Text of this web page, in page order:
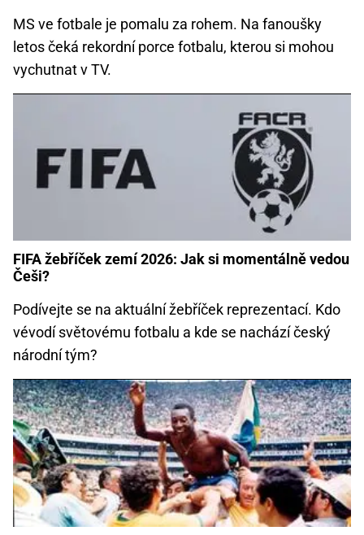
MS ve fotbale je pomalu za rohem. Na fanoušky
letos čeká rekordní porce fotbalu, kterou si mohou
vychutnat v TV.
FIFA žebříček zemí 2026: Jak si momentálně vedou
Češi?
Podívejte se na aktuální žebříček reprezentací. Kdo
vévodí světovému fotbalu a kde se nachází český
národní tým?